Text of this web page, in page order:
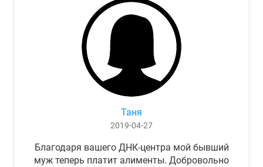
Таня
2019-04-27
Благодаря вашего ДНК-центра мой бывший
муж теперь платит алименты. Добровольно